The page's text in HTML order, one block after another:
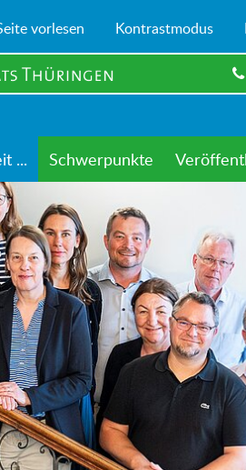
vorlesen Kontrastmodus
... Schwerpunkte